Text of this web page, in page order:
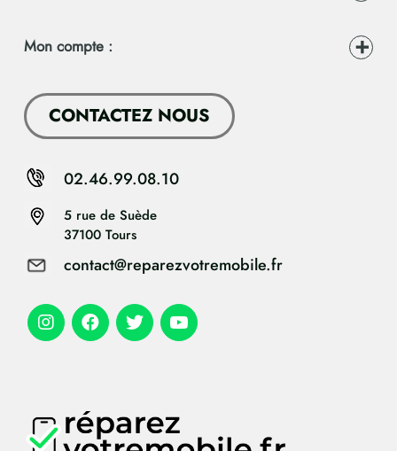
Mon compte :
CONTACTEZ NOUS
5 rue de Suède
37100 Tours
contact@reparezvotremobile.fr
02.46.99.08.10